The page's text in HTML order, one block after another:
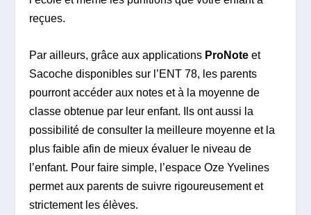
reçues.
Par ailleurs, grâce aux applications ProNote et
Sacoche disponibles sur l’ENT 78, les parents
pourront accéder aux notes et à la moyenne de
classe obtenue par leur enfant. Ils ont aussi la
possibilité de consulter la meilleure moyenne et la
plus faible afin de mieux évaluer le niveau de
l’enfant. Pour faire simple, l’espace Oze Yvelines
permet aux parents de suivre rigoureusement et
strictement les élèves.